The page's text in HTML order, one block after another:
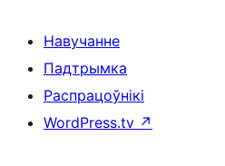
Навучанне
Падтрымка
Распрацоўнікі
WordPress.tv ↗